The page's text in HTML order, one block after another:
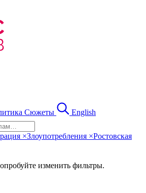
Сюжеты English
×Злоупотребления ×Ростовская
изменить фильтры.